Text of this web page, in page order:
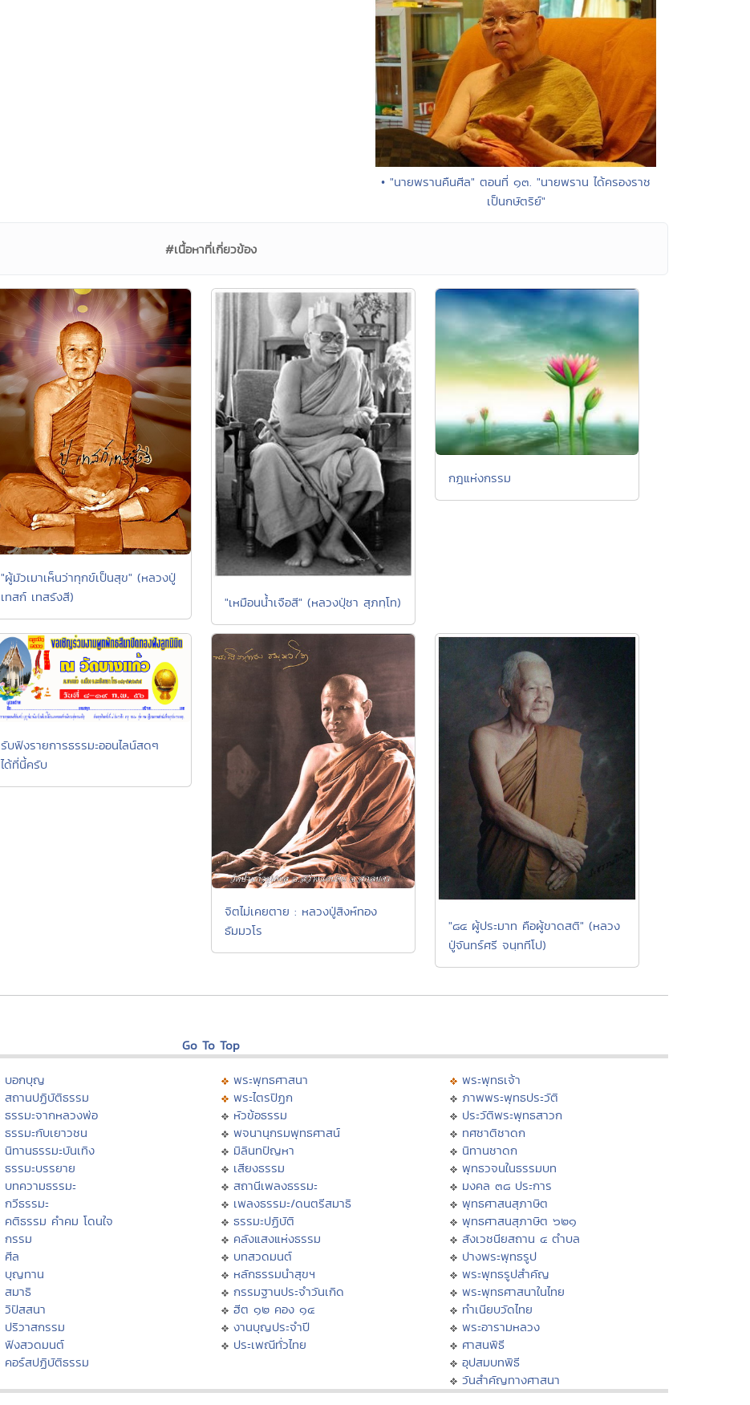
• "นายพรานคืนศีล" ตอนที่ ๑๓. "นายพราน ได้ครองราช
เป็นกษัตริย์"
#เนื้อหาที่เกี่ยวข้อง
"ผู้มัวเมาเห็นว่าทุกข์เป็นสุข" (หลวงปู่
เทสก์ เทสรังสี)
"เหมือนน้ำเจือสี" (หลวงปุ่ชา สุภทฺโท)
กฎแห่งกรรม
รับฟังรายการธรรมะออนไลน์สดๆ
ได้ที่นี้ครับ
จิตไม่เคยตาย : หลวงปู่สิงห์ทอง
ธัมมวโร
"๘๔ ผู้ประมาท คือผู้ขาดสติ" (หลวง
ปู่จันทร์ศรี จนฺททีโป)
Go To Top
บอกบุญ
สถานปฏิบัติธรรม
ธรรมะจากหลวงพ่อ
ธรรมะกับเยาวชน
นิทานธรรมะบันเทิง
ธรรมะบรรยาย
บทความธรรมะ
กวีธรรมะ
คติธรรม คำคม โดนใจ
กรรม
ศีล
บุญทาน
สมาธิ
วิปัสสนา
ปริวาสกรรม
ฟังสวดมนต์
คอร์สปฏิบัติธรรม
พระพุทธศาสนา
พระไตรปิฏก
หัวข้อธรรม
พจนานุกรมพุทธศาสน์
มิลินทปัญหา
เสียงธรรม
สถานีเพลงธรรมะ
เพลงธรรมะ/ดนตรีสมาธิ
ธรรมะปฏิบัติ
คลังแสงแห่งธรรม
บทสวดมนต์
หลักธรรมนำสุขฯ
กรรมฐานประจำวันเกิด
ฮีต ๑๒ คอง ๑๔
งานบุญประจำปี
ประเพณีทั่วไทย
พระพุทธเจ้า
ภาพพระพุทธประวัติ
ประวัติพระพุทธสาวก
ทศชาติชาดก
นิทานชาดก
พุทธวจนในธรรมบท
มงคล ๓๘ ประการ
พุทธศาสนสุภาษิต
พุทธศาสนสุภาษิต ๖๒๑
สังเวชนียสถาน ๔ ตำบล
ปางพระพุทธรูป
พระพุทธรูปสำคัญ
พระพุทธศาสนาในไทย
ทำเนียบวัดไทย
พระอารามหลวง
ศาสนพิธี
อุปสมบทพิธี
วันสำคัญทางศาสนา